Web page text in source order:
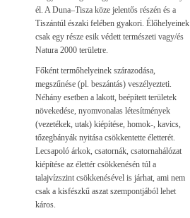
él. A Duna–Tisza köze jelentős részén és a
Tiszántúl északi felében gyakori. Élőhelyeinek
csak egy része esik védett természeti vagy/és
Natura 2000 területre.
Főként termőhelyeinek szárazodása,
megszűnése (pl. beszántás) veszélyezteti.
Néhány esetben a lakott, beépített területek
növekedése, nyomvonalas létesítmények
(vezetékek, utak) kiépítése, homok-, kavics,
tőzegbányák nyitása csökkentette életterét.
Lecsapoló árkok, csatornák, csatornahálózat
kiépítése az élettér csökkenésén túl a
talajvízszint csökkenésével is járhat, ami nem
csak a kisfészkű aszat szempontjából lehet
káros.